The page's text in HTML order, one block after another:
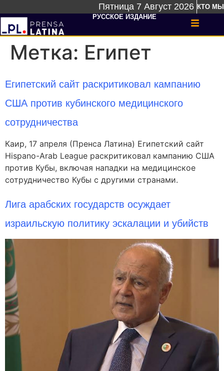
Пятница 7 Август 2026 КТО МЫ
РУССКОЕ ИЗДАНИЕ
Метка: Египет
Египетский сайт раскритиковал кампанию
США против кубинского медицинского
сотрудничества
Каир, 17 апреля (Пренса Латина) Египетский сайт
Hispano-Arab League раскритиковал кампанию США
против Кубы, включая нападки на медицинское
сотрудничество Кубы с другими странами.
Лига арабских государств осуждает
израильскую политику эскалации и убийств